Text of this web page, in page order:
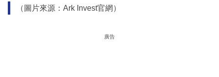
（圖片來源：Ark Invest官網）
廣告